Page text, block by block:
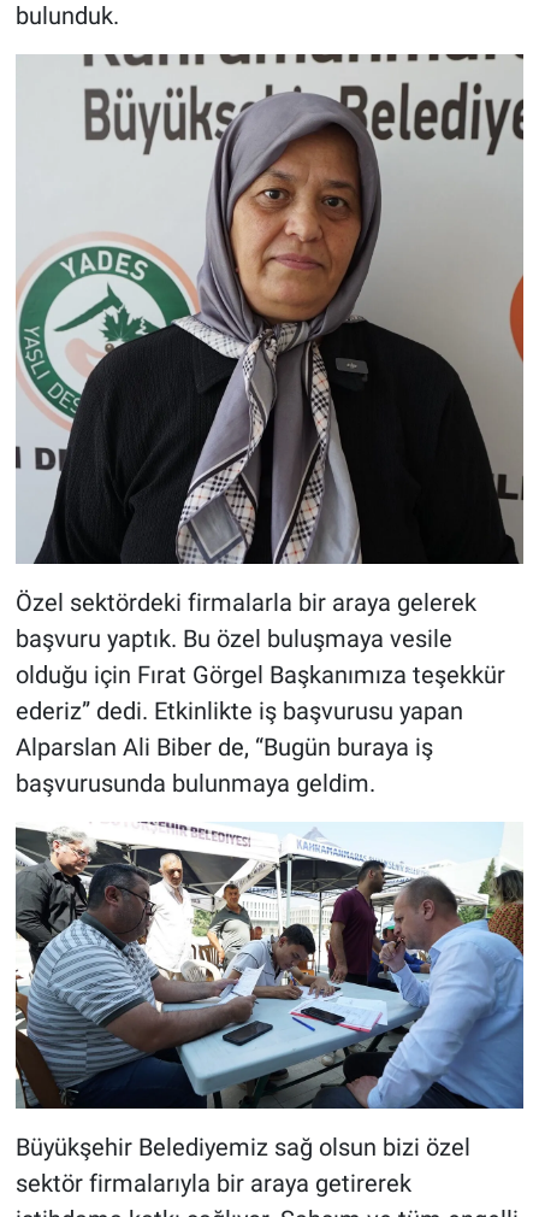
bulunduk.
Özel sektördeki firmalarla bir araya gelerek
başvuru yaptık. Bu özel buluşmaya vesile
olduğu için Fırat Görgel Başkanımıza teşekkür
ederiz” dedi. Etkinlikte iş başvurusu yapan
Alparslan Ali Biber de, “Bugün buraya iş
başvurusunda bulunmaya geldim.
Büyükşehir Belediyemiz sağ olsun bizi özel
sektör firmalarıyla bir araya getirerek